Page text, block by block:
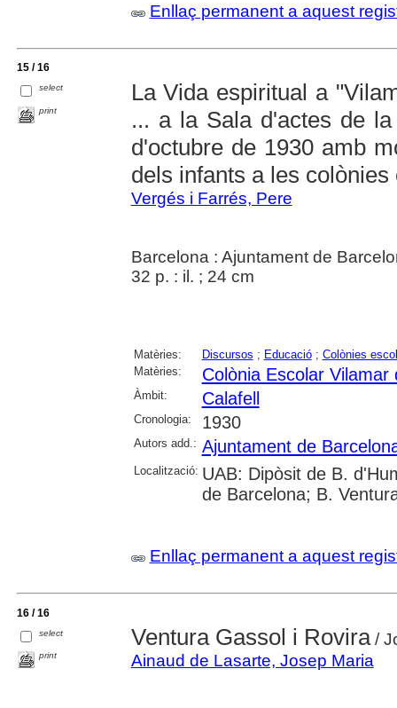
Enllaç permanent a aquest
15 / 16
select
print
La Vida espiritual a
... a la Sala d'actes de
d'octubre de 1930 amb
dels infants a les colònies
Vergés i Farrés, Pere
Barcelona : Ajuntament de
32 p. : il. ; 24 cm
Matèries: Discursos ; Educació; Colònies
Matèries:
Colònia Escolar Vilamar
Àmbit: Calafell
Cronologia: 1930
Autors add.: Ajuntament de
Localització: UAB: Dipòsit de B.
de Barcelona; B.
Enllaç permanent a aquest
16 / 16
select
print
Ventura Gassol i Rovira/
Ainaud de Lasarte, Josep Maria